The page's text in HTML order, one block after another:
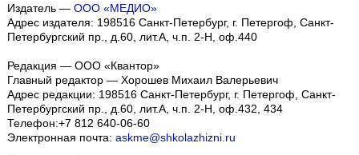
Издатель — ООО «МЕДИО»
Адрес издателя: 198516 Санкт-Петербург, г. Петергоф, Санкт-
Петербургский пр., д.60, лит.А, ч.п. 2-Н, оф.440
Редакция — ООО «Квантор»
Главный редактор — Хорошев Михаил Валерьевич
Адрес редакции: 198516 Санкт-Петербург, г. Петергоф Санкт-
Петербургский пр., д.60, лит.А, ч.п. 2-Н, оф.432, 434
Телефон:+7 812 640-06-60
Электронная почта: askme@shkolazhizni.ru